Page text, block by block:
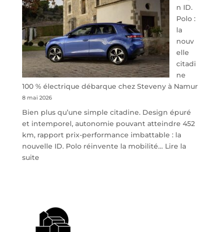
n ID.
Polo :
la
nouv
elle
citadi
ne
100 % électrique débarque chez Steveny à Namur
8 mai 2026
Bien plus qu’une simple citadine. Design épuré
et intemporel, autonomie pouvant atteindre 452
km, rapport prix-performance imbattable : la
nouvelle ID. Polo réinvente la mobilité… Lire la
suite:
la
nouvelle